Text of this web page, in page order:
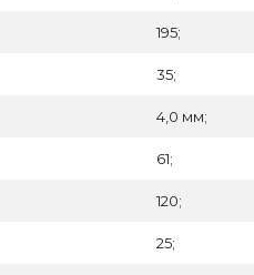
195;
35;
4,0 мм;
61;
120;
25;